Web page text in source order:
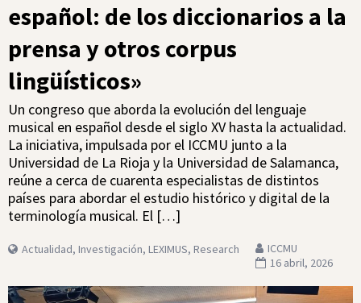
español: de los diccionarios a la
prensa y otros corpus
lingüísticos»
Un congreso que aborda la evolución del lenguaje
musical en español desde el siglo XV hasta la actualidad.
La iniciativa, impulsada por el ICCMU junto a la
Universidad de La Rioja y la Universidad de Salamanca,
reúne a cerca de cuarenta especialistas de distintos
países para abordar el estudio histórico y digital de la
terminología musical. El […]
Actualidad, Investigación, LEXIMUS, Research
ICCMU
16 abril, 2026